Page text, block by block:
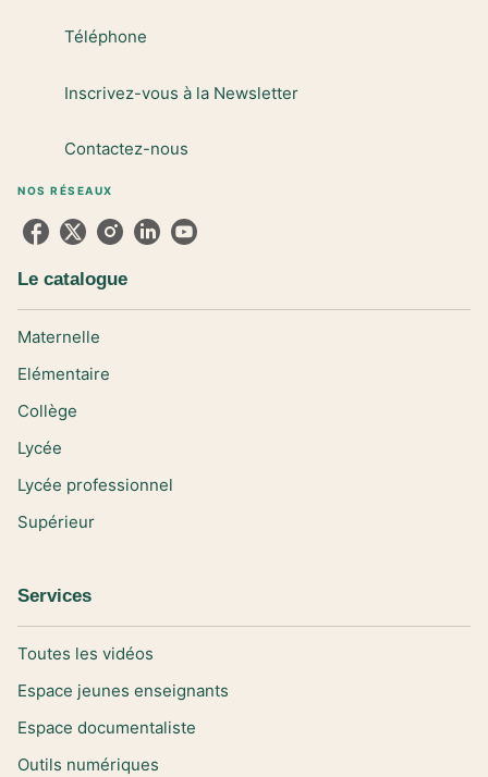
Téléphone
Inscrivez-vous à la Newsletter
Contactez-nous
NOS RÉSEAUX
Le catalogue
Maternelle
Elémentaire
Collège
Lycée
Lycée professionnel
Supérieur
Services
Toutes les vidéos
Espace jeunes enseignants
Espace documentaliste
Outils numériques